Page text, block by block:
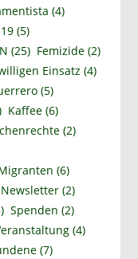
(4)
(5)
(25) Femizide(2)
Einsatz (4)
(5)
Kaffee(6)
(2)
(6)
Newsletter(2)
Spenden (2)
(4)
(7)